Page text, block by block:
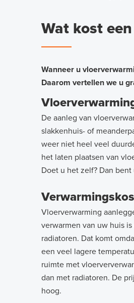
Wat kost
Wanneer u
Daarom vertellen we u
De aanleg van
slakkenhuis- of
weer niet heel veel
het laten plaatsen van
Doet u het zelf? Dan
prijs
Vloerverwarming
verwarmen van uw huis
radiatoren. Dat komt
een veel lagere
ruimte met
dan met radiatoren. De
hoog.